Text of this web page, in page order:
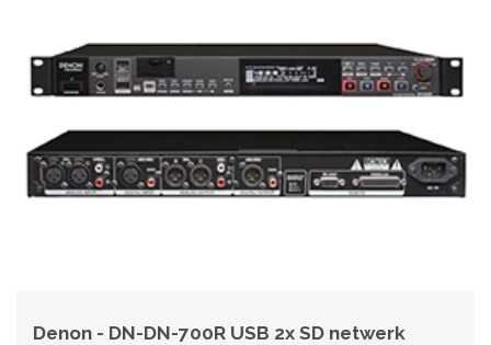
Denon - DN-DN-700R USB 2x SD netwerk